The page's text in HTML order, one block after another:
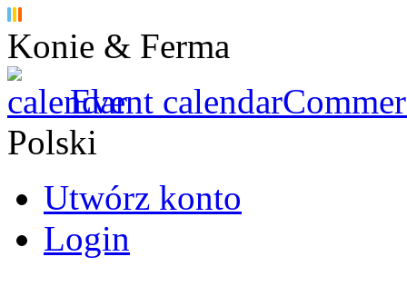
Konie & Ferma
Event calendar
Polski
Utwórz konto
Login